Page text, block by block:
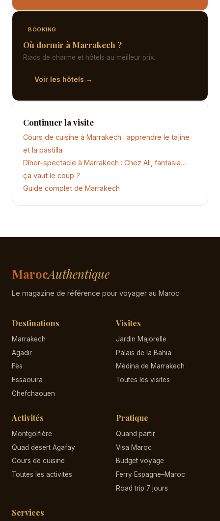
BOOKING
Où dormir à Marrakech ?
Riads de charme et hôtels au meilleur prix.
Voir les hôtels →
Continuer la visite
Cours de cuisine à Marrakech : apprendre le tajine
et la pastilla
Dîner-spectacle à Marrakech : Chez Ali, fantasia…
ça vaut le coup ?
Guide complet de Marrakech
MarocAuthentique
Le magazine de référence pour voyager au Maroc
Destinations
Marrakech
Agadir
Fès
Essaouira
Chefchaouen
Visites
Jardin Majorelle
Palais de la Bahia
Médina de Marrakech
Toutes les visites
Activités
Montgolfière
Quad désert Agafay
Cours de cuisine
Toutes les activités
Pratique
Quand partir
Visa Maroc
Budget voyage
Ferry Espagne–Maroc
Road trip 7 jours
Services